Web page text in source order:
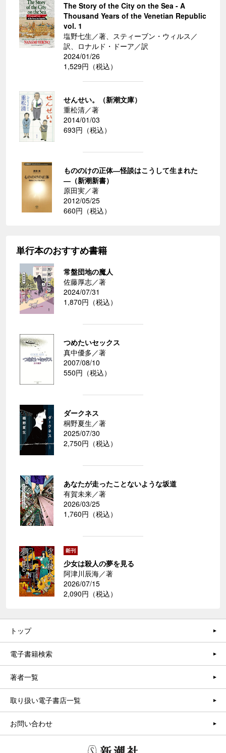
The Story of the City on the Sea - A
Thousand Years of the Venetian Republic
vol. 1
塩野七生／著、スティーブン・ウィルス／
訳、ロナルド・ドーア／訳
2024/01/26
1,529円（税込）
せんせい。（新潮文庫）
重松清／著
2014/01/03
693円（税込）
もののけの正体―怪談はこうして生まれた
―（新潮新書）
原田実／著
2012/05/25
660円（税込）
単行本のおすすめ書籍
常盤団地の魔人
佐藤厚志／著
2024/07/31
1,870円（税込）
つめたいセックス
真中優多／著
2007/08/10
550円（税込）
ダークネス
桐野夏生／著
2025/07/30
2,750円（税込）
あなたが走ったことないような坂道
有賀未来／著
2026/03/25
1,760円（税込）
少女は殺人の夢を見る
阿津川辰海／著
2026/07/15
2,090円（税込）
トップ
電子書籍検索
著者一覧
取り扱い電子書店一覧
お問い合わせ